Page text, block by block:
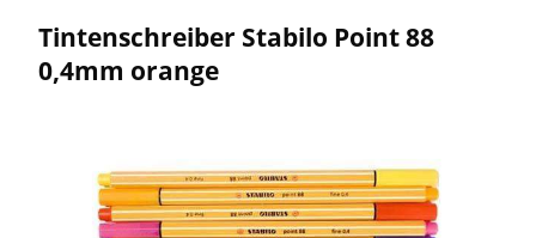
Tintenschreiber Stabilo Point 88
0,4mm orange